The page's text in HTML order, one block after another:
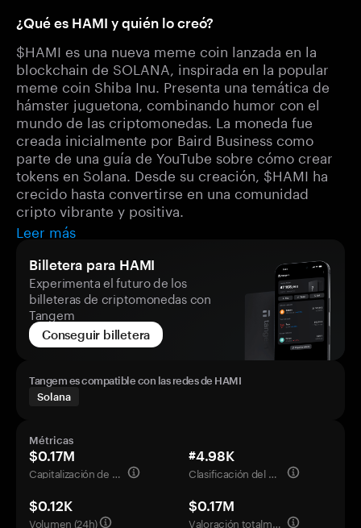
¿Qué es HAMI y quién lo creó?
$HAMI es una nueva meme coin lanzada en la
blockchain de SOLANA, inspirada en la popular
meme coin Shiba Inu. Presenta una temática de
hámster juguetona, combinando humor con el
mundo de las criptomonedas. La moneda fue
creada inicialmente por Baird Business como
parte de una guía de YouTube sobre cómo crear
tokens en Solana. Desde su creación, $HAMI ha
crecido hasta convertirse en una comunidad
cripto vibrante y positiva.
Leer más
Billetera para HAMI
Experimenta el futuro de los
billeteras de criptomonedas con
Tangem
Conseguir billetera
Tangem es compatible con las redes de HAMI
Solana
Métricas
$0.17M
Capitalización de mercado
#4.98K
Clasificación del mercado
$0.12K
Volumen (24h)
$0.17M
Valoración totalmente diluida